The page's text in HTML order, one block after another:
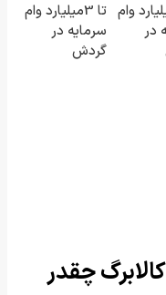
وام
در
تا 3میلیارد وام
سرمایه در
گردش
چقدر